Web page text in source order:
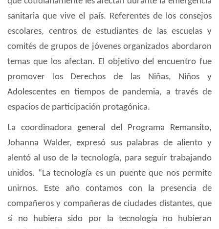
sanitaria que vive el país. Referentes de los consejos
escolares, centros de estudiantes de las escuelas y
comités de grupos de jóvenes organizados abordaron
temas que los afectan. El objetivo del encuentro fue
promover los Derechos de las Niñas, Niños y
Adolescentes en tiempos de pandemia, a través de
espacios de participación protagónica.
La coordinadora general del Programa Remansito,
Johanna Walder, expresó sus palabras de aliento y
alentó al uso de la tecnología, para seguir trabajando
unidos. “La tecnología es un puente que nos permite
unirnos. Este año contamos con la presencia de
compañeros y compañeras de ciudades distantes, que
si no hubiera sido por la tecnología no hubieran